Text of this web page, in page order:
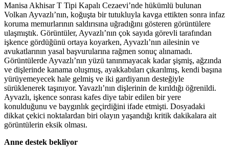
Manisa Akhisar T Tipi Kapalı Cezaevi’nde hükümlü bulunan
Volkan Ayvazlı’nın, koğuşta bir tutukluyla kavga ettikten sonra infaz
koruma memurlarının saldırısına uğradığını gösteren görüntülere
ulaşmıştık. Görüntüler, Ayvazlı’nın çok sayıda görevli tarafından
işkence gördüğünü ortaya koyarken, Ayvazlı’nın ailesinin ve
avukatlarının yasal başvurularına rağmen sonuç alınamadı.
Görüntülerde Ayvazlı’nın yüzü tanınmayacak kadar şişmiş, ağzında
ve dişlerinde kanama oluşmuş, ayakkabıları çıkarılmış, kendi başına
yürüyemeyecek hale gelmiş ve iki gardiyanın desteğiyle
sürüklenerek taşınıyor. Yavazlı’nın dişlerinin de kırıldığı öğrenildi.
Ayvazlı, işkence sonrası kafes diye tabir edilen bir yere
konulduğunu ve baygınlık geçirdiğini ifade etmişti. Dosyadaki
dikkat çekici noktalardan biri olayın yaşandığı kritik dakikalara ait
görüntülerin eksik olması.
Anne destek bekliyor